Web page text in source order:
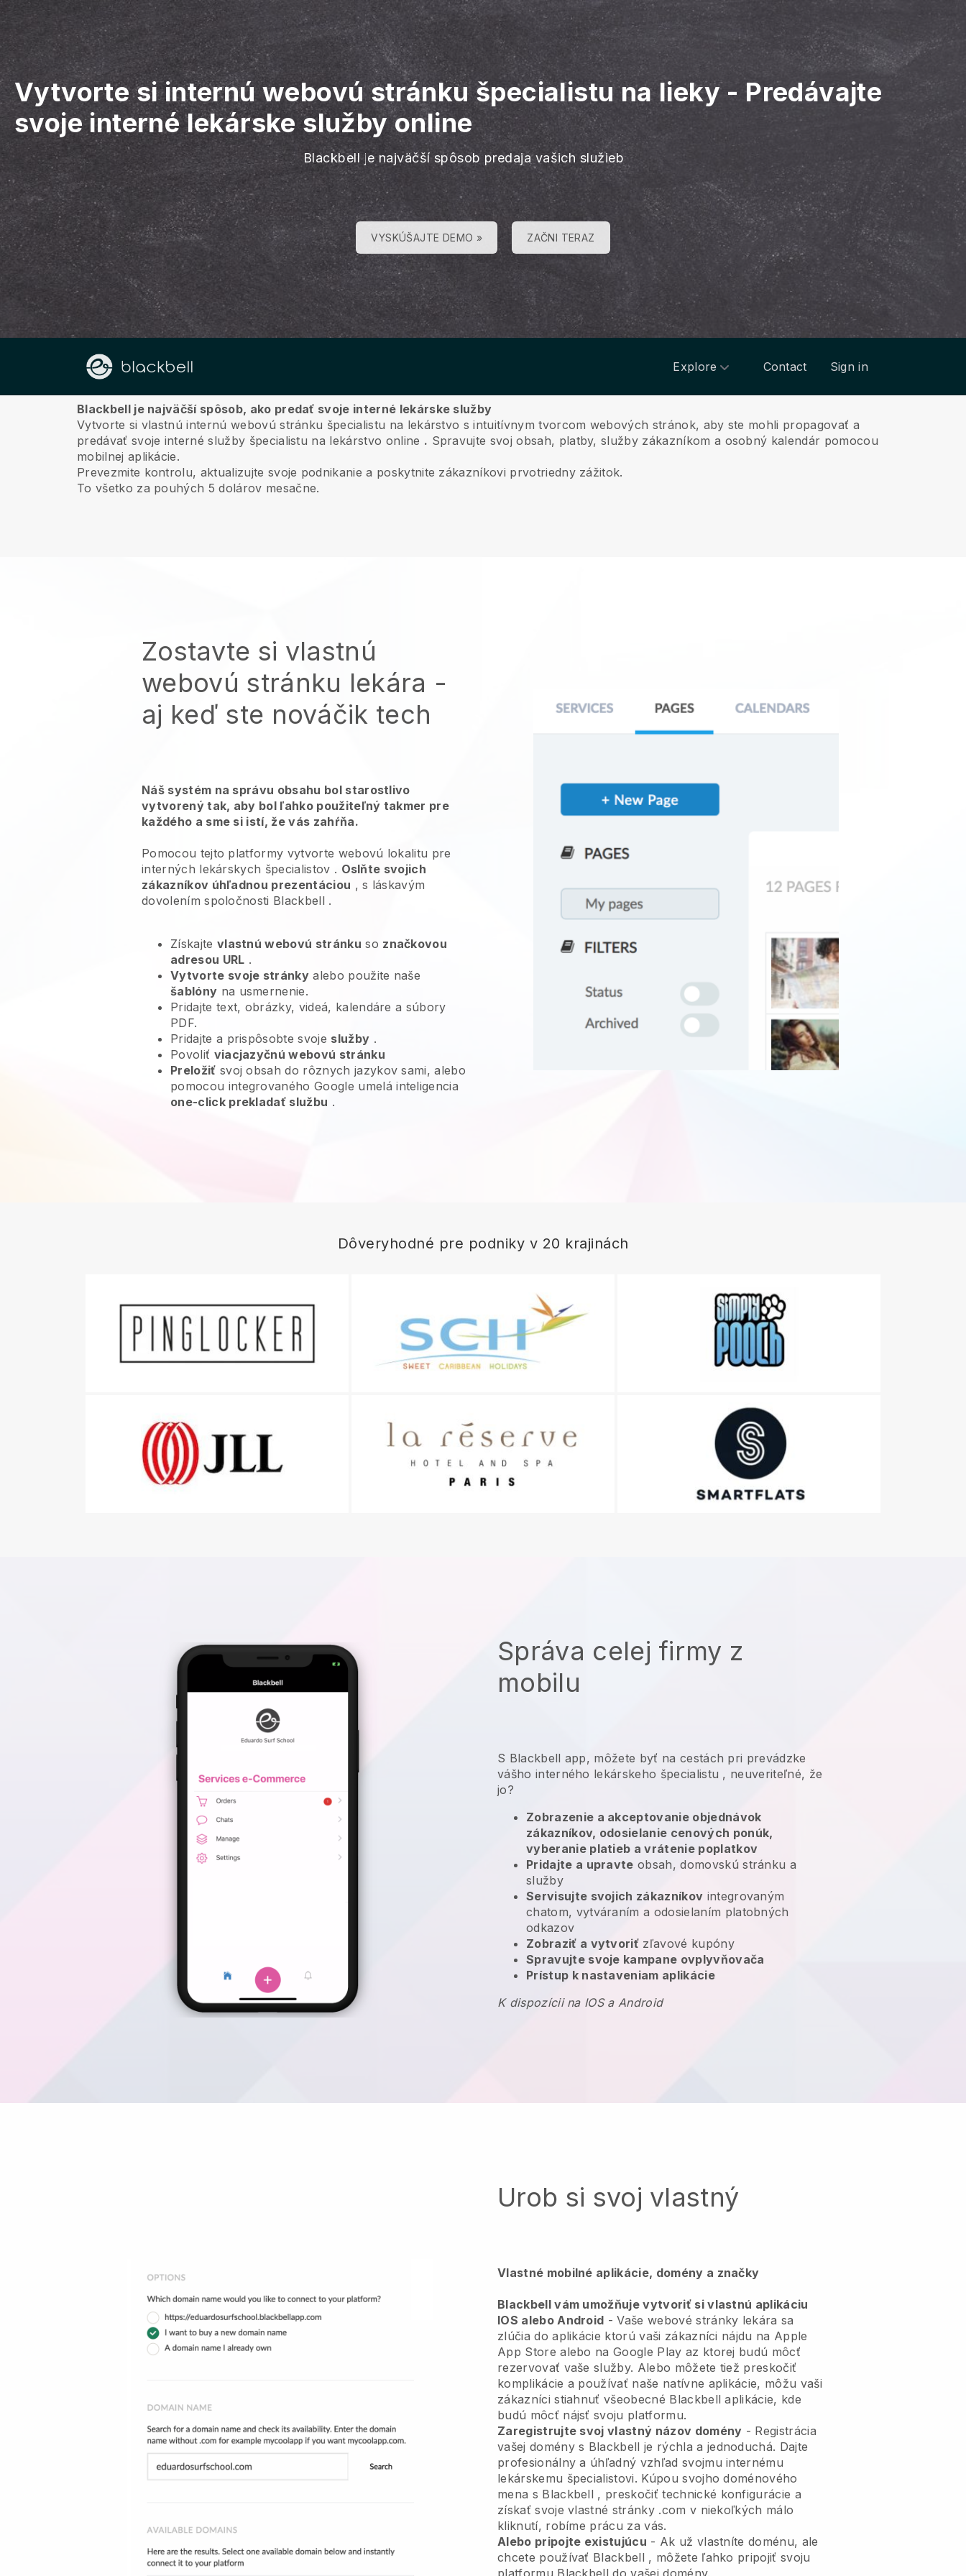
Vytvorte si internú webovú stránku špecialistu na lieky- Predávajte
svoje interné lekárske služby online
Blackbell je najväčší spôsob predaja vašich služieb
VYSKÚŠAJTE DEMO » ZAČNI TERAZ
Explore Contact Sign in
O nás
Blackbell je najväčší spôsob, ako predať svoje interné lekárske služby
Vytvorte si vlastnú internú webovú stránku špecialistu na lekárstvo s intuitívnym tvorcom webových stránok, aby ste mohli propagovať a
predávať svoje interné služby špecialistu na lekárstvo online . Spravujte svoj obsah, platby, služby zákazníkom a osobný kalendár pomocou
mobilnej aplikácie.
Prevezmite kontrolu, aktualizujte svoje podnikanie a poskytnite zákazníkovi prvotriedny zážitok.
To všetko za pouhých 5 dolárov mesačne.
Zostavte si vlastnú
webovú stránku lekára -
aj keď ste nováčik tech
Náš systém na správu obsahu bol starostlivo
vytvorený tak, aby bol ľahko použiteľný takmer pre
každého a sme si istí, že vás zahŕňa.
Pomocou tejto platformy vytvorte webovú lokalitu pre
interných lekárskych špecialistov . Oslňte svojich
zákazníkov úhľadnou prezentáciou , s láskavým
dovolením spoločnosti Blackbell .
Získajte vlastnú webovú stránku so značkovou
adresou URL .
Vytvorte svoje stránky alebo použite naše
šablóny na usmernenie.
Pridajte text, obrázky, videá, kalendáre a súbory
PDF.
Pridajte a prispôsobte svoje služby .
Povoliť viacjazyčnú webovú stránku
Preložiť svoj obsah do rôznych jazykov sami, alebo
pomocou integrovaného Google umelá inteligencia
one-click prekladať službu .
Dôveryhodné pre podniky v 20 krajinách
Správa celej firmy z
mobilu
S Blackbell app, môžete byť na cestách pri prevádzke
vášho interného lekárskeho špecialistu , neuveriteľné, že
jo?
Zobrazenie a akceptovanie objednávok
zákazníkov, odosielanie cenových ponúk,
vyberanie platieb a vrátenie poplatkov
Pridajte a upravte obsah, domovskú stránku a
služby
Servisujte svojich zákazníkov integrovaným
chatom, vytváraním a odosielaním platobných
odkazov
Zobraziť a vytvoriť zľavové kupóny
Spravujte svoje kampane ovplyvňovača
Prístup k nastaveniam aplikácie
K dispozícii na IOS a Android
Urob si svoj vlastný
Vlastné mobilné aplikácie, domény a značky
Blackbell vám umožňuje vytvoriť si vlastnú aplikáciu
IOS alebo Android -Vaše webové stránky lekára sa
zlúčia do aplikácie ktorú vaši zákazníci nájdu na Apple
App Store alebo na Google Play az ktorej budú môcť
rezervovať vaše služby. Alebo môžete tiež preskočiť
komplikácie a používať naše natívne aplikácie, môžu vaši
zákazníci stiahnuť všeobecné Blackbell aplikácie, kde
budú môcť nájsť svoju platformu.
Zaregistrujte svoj vlastný názov domény - Registrácia
vašej domény s Blackbell je rýchla a jednoduchá. Dajte
profesionálny a úhľadný vzhľad svojmu internému
lekárskemu špecialistovi. Kúpou svojho doménového
mena s Blackbell , preskočiť technické konfigurácie a
získať svoje vlastné stránky .com v niekoľkých málo
kliknutí, robíme prácu za vás.
Alebo pripojte existujúcu - Ak už vlastníte doménu, ale
chcete používať Blackbell , môžete ľahko pripojiť svoju
platformu Blackbell do vašej domény.